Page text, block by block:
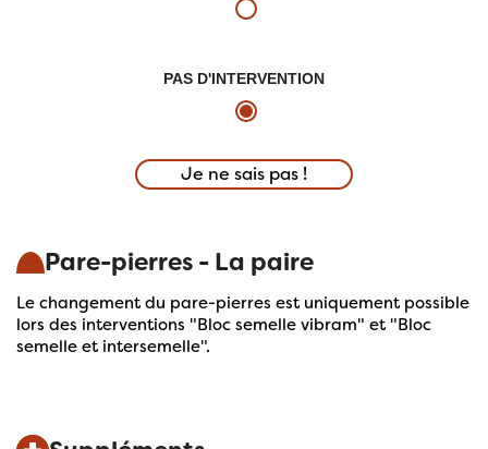
PAS D'INTERVENTION
Je ne sais pas !
Pare-pierres - La paire
Le changement du pare-pierres est uniquement possible
lors des interventions "Bloc semelle vibram" et "Bloc
semelle et intersemelle".